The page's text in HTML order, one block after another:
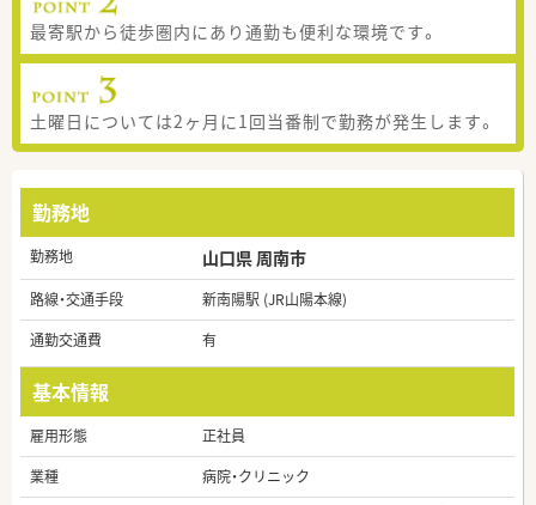
最寄駅から徒歩圏内にあり通勤も便利な環境です。
土曜日については2ヶ月に1回当番制で勤務が発生します。
勤務地
勤務地 山口県 周南市
路線・交通手段
新南陽駅 (JR山陽本線)
通勤交通費
有
基本情報
雇用形態
正社員
業種
病院・クリニック